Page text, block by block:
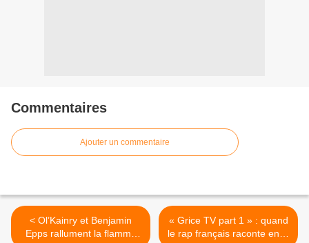
Commentaires
Ajouter un commentaire
< Ol’Kainry et Benjamin
Epps rallument la flamme
« Grice TV part 1 » : quand
le rap français raconte enfin